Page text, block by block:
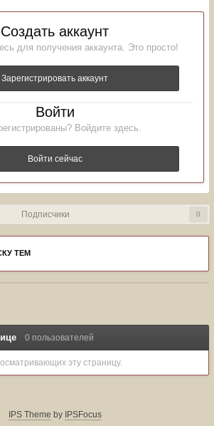
Создать аккаунт
для получения аккаунта. Это просто!
Зарегистрировать аккаунт
Войти
Войдите здесь.
Войти сейчас
Подписчики 0
ТЕМ
0 пользователей
эту страницу.
IPS Theme by IPSFocus